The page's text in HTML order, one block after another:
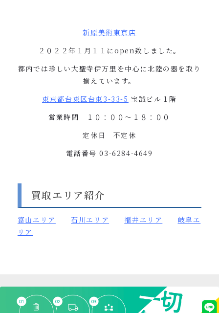
新原美術東京店
２０２２年１月１１にopen致しました。
都内では珍しい大聖寺伊万里を中心に北陸の器を取り
揃えています。
東京都台東区台東3-33-5 宝誠ビル１階
営業時間 １０：００〜１８：００
定休日 不定休
電話番号 03-6284-4649
買取エリア紹介
富山エリア 石川エリア 福井エリア
岐阜エ
リア